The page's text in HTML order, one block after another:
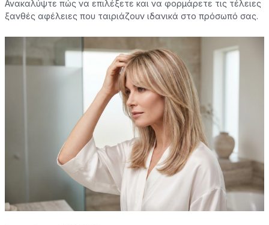
Ανακαλύψτε πώς να επιλέξετε και να φορμάρετε τις τέλειες
ξανθές αφέλειες που ταιριάζουν ιδανικά στο πρόσωπό σας.